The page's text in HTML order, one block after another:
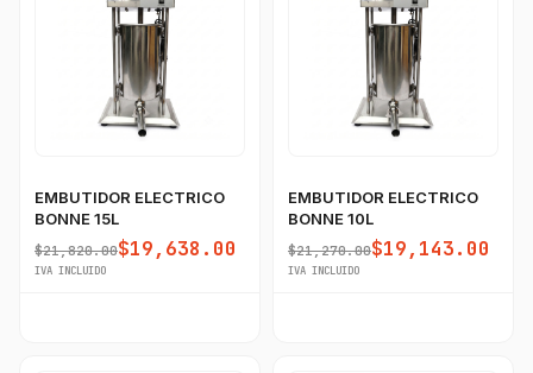
EMBUTIDOR ELECTRICO
BONNE 15L
$21,820.00$19,638.00
IVA INCLUIDO
EMBUTIDOR ELECTRICO
BONNE 10L
$21,270.00$19,143.00
IVA INCLUIDO